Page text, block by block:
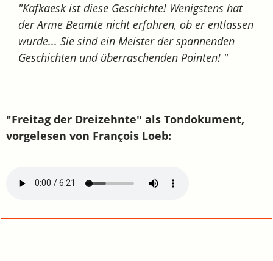
"Kafkaesk ist diese Geschichte! Wenigstens hat
der Arme Beamte nicht erfahren, ob er entlassen
wurde... Sie sind ein Meister der spannenden
Geschichten und überraschenden Pointen! "
"Freitag der Dreizehnte" als Tondokument,
vorgelesen von François Loeb: